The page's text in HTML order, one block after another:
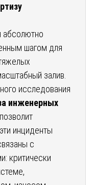
абсолютно
шагом для
залив.
исследования
инженерных
позволит
инциденты
с
критически